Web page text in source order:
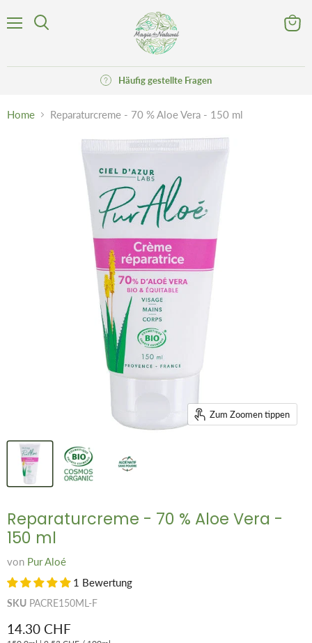
Häufig gestellte Fragen
Home Reparaturcreme - 70 % Aloe Vera - 150 ml
Zum Zoomen tippen
Reparaturcreme - 70 % Aloe Vera -
150 ml
von Pur Aloé
1 Bewertung
SKU PACRE150ML-F
Aktueller Preis
14.30 CHF